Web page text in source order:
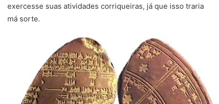
exercesse suas atividades corriqueiras, já que isso traria
má sorte.